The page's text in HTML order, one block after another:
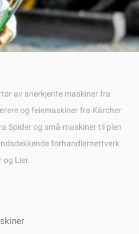
av anerkjente maskiner fra
og feiemaskiner fra Kärcher
Spider og små-maskiner til plen
forhandlernettverk
og Lier.